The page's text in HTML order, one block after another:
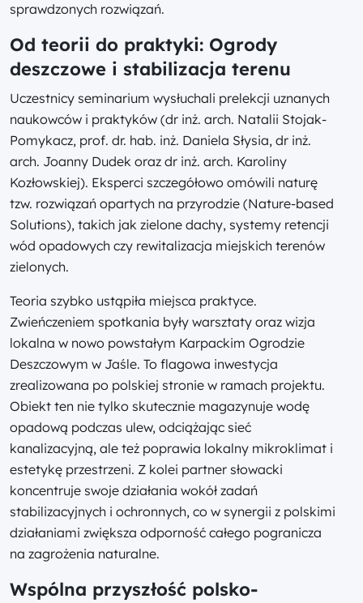
sprawdzonych rozwiązań.
Od teorii do praktyki: Ogrody
deszczowe i stabilizacja terenu
Uczestnicy seminarium wysłuchali prelekcji uznanych
naukowców i praktyków (dr inż. arch. Natalii Stojak-
Pomykacz, prof. dr. hab. inż. Daniela Słysia, dr inż.
arch. Joanny Dudek oraz dr inż. arch. Karoliny
Kozłowskiej). Eksperci szczegółowo omówili naturę
tzw. rozwiązań opartych na przyrodzie (Nature-based
Solutions), takich jak zielone dachy, systemy retencji
wód opadowych czy rewitalizacja miejskich terenów
zielonych.
Teoria szybko ustąpiła miejsca praktyce.
Zwieńczeniem spotkania były warsztaty oraz wizja
lokalna w nowo powstałym Karpackim Ogrodzie
Deszczowym w Jaśle. To flagowa inwestycja
zrealizowana po polskiej stronie w ramach projektu.
Obiekt ten nie tylko skutecznie magazynuje wodę
opadową podczas ulew, odciążając sieć
kanalizacyjną, ale też poprawia lokalny mikroklimat i
estetykę przestrzeni. Z kolei partner słowacki
koncentruje swoje działania wokół zadań
stabilizacyjnych i ochronnych, co w synergii z polskimi
działaniami zwiększa odporność całego pogranicza
na zagrożenia naturalne.
Wspólna przyszłość polsko-